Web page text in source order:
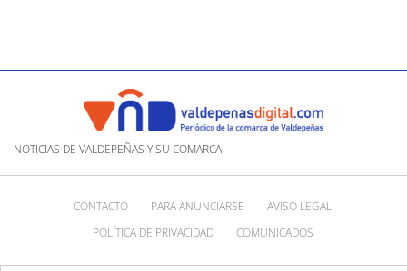
NOTICIAS DE VALDEPEÑAS Y SU COMARCA
CONTACTO PARA ANUNCIARSE
AVISO LEGAL
POLÍTICA DE PRIVACIDAD
COMUNICADOS